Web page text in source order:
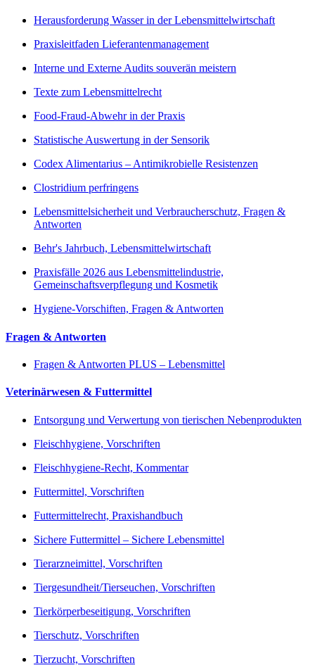
Herausforderung Wasser in der Lebensmittelwirtschaft
Praxisleitfaden Lieferantenmanagement
Interne und Externe Audits souverän meistern
Texte zum Lebensmittelrecht
Food-Fraud-Abwehr in der Praxis
Statistische Auswertung in der Sensorik
Codex Alimentarius – Antimikrobielle Resistenzen
Clostridium perfringens
Lebensmittelsicherheit und Verbraucherschutz, Fragen &
Antworten
Behr's Jahrbuch, Lebensmittelwirtschaft
Praxisfälle 2026 aus Lebensmittelindustrie,
Gemeinschaftsverpflegung und Kosmetik
Hygiene-Vorschiften, Fragen & Antworten
Fragen & Antworten
Fragen & Antworten PLUS – Lebensmittel
Veterinärwesen & Futtermittel
Entsorgung und Verwertung von tierischen Nebenprodukten
Fleischhygiene, Vorschriften
Fleischhygiene-Recht, Kommentar
Futtermittel, Vorschriften
Futtermittelrecht, Praxishandbuch
Sichere Futtermittel – Sichere Lebensmittel
Tierarzneimittel, Vorschriften
Tiergesundheit/Tierseuchen, Vorschriften
Tierkörperbeseitigung, Vorschriften
Tierschutz, Vorschriften
Tierzucht, Vorschriften